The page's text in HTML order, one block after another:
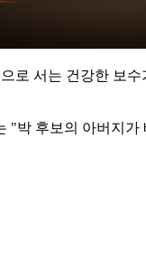
로 서는 건강한 보
박 후보의 아버지